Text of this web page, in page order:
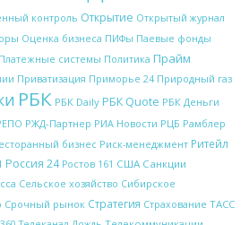
контроль Открытие Открытый журнал
Оценка бизнеса ПИФы Паевые фонды
Платежные системы Политика Прайм
Приватизация Приморье 24 Природный газ
РБК РБК Daily РБК Quote РБК Деньги
РЖД-Партнер РИА Новости РЦБ Рамблер
бизнес Риск-менеджмент Ритейл
Россия 24 Ростов 161 США Санкции
Сельское хозяйство Сибирское
Срочный рынок Стратегия Страхование ТАСС